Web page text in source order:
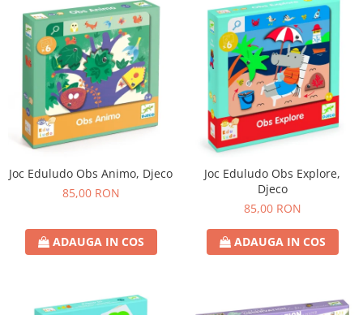
Joc Eduludo Obs Animo, Djeco
85,00 RON
ADAUGA IN COS
Joc Eduludo Obs Explore,
Djeco
85,00 RON
ADAUGA IN COS